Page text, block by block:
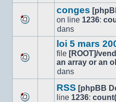
message
nouveau
message
ce
conges
on line 1236:
dans
nouveau
message
loi 5 mars
file [ROOT]/
an array or an
dans
RSS [phpBB
line 1236: